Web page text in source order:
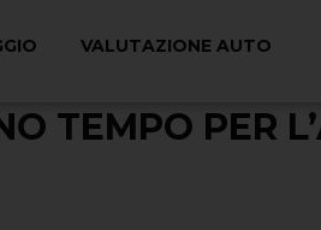
VALUTAZIONE AUTO
TEMPO PER